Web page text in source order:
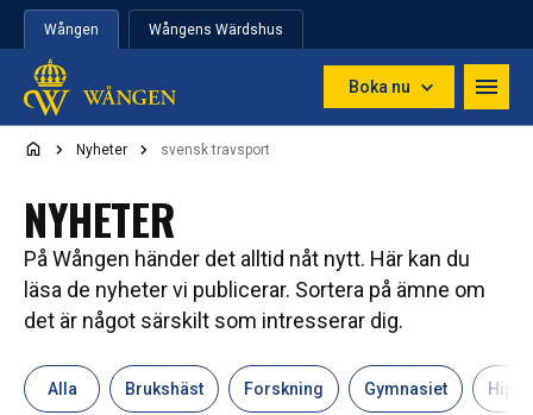
Hoppa till innehåll
Wången Wångens Wärdshus
Boka nu
Nyheter svensk travsport
NYHETER
På Wången händer det alltid nåt nytt. Här kan du
läsa de nyheter vi publicerar. Sortera på ämne om
det är något särskilt som intresserar dig.
Alla Brukshäst Forskning Gymnasiet